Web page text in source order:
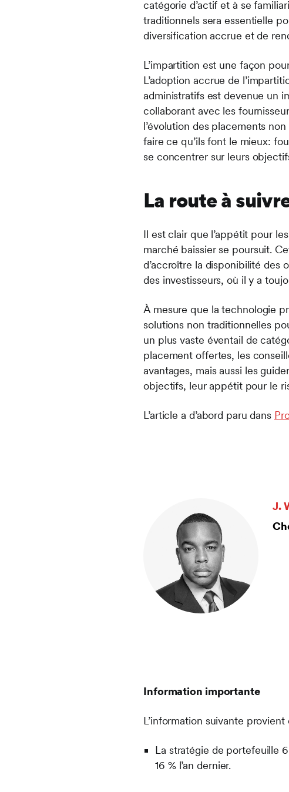
catégorie d’actif et à se
traditionnels sera essentielle
diversification accrue et de
L’impartition est une façon
L’adoption accrue de
administratifs est devenue un
collaborant avec les
l’évolution des placements
faire ce qu’ils font le mieux:
se concentrer sur leurs
La route à
Il est clair que l’appétit pour
marché baissier se poursuit.
d’accroître la disponibilité des
des investisseurs, où il y a
À mesure que la technologie
solutions non traditionnelles
un plus vaste éventail de
placement offertes, les
avantages, mais aussi les
objectifs, leur appétit pour le
L’article a d’abord paru dans
J.
Information importante
L’information suivante provient
La stratégie de portefeuille
16 % l’an dernier.